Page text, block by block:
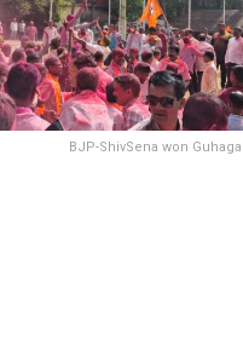
BJP-ShivSena won